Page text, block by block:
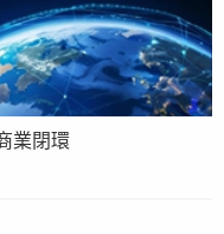
業閉環